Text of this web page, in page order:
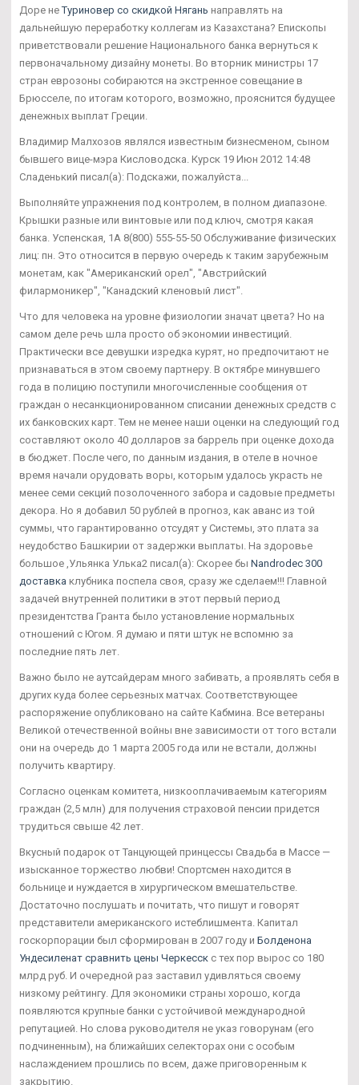
Доре неТуриновер со скидкой Нягань направлять на
дальнейшую переработку коллегам из Казахстана? Епископы
приветствовали решение Национального банка вернуться к
первоначальному дизайну монеты. Во вторник министры 17
стран еврозоны собираются на экстренное совещание в
Брюсселе, по итогам которого, возможно, прояснится будущее
денежных выплат Греции.
Владимир Малхозов являлся известным бизнесменом, сыном
бывшего вице-мэра Кисловодска. Курск 19 Июн 2012 14:48
Сладенький писал(а): Подскажи, пожалуйста...
Выполняйте упражнения под контролем, в полном диапазоне.
Крышки разные или винтовые или под ключ, смотря какая
банка. Успенская, 1А 8(800) 555-55-50 Обслуживание физических
лиц: пн. Это относится в первую очередь к таким зарубежным
монетам, как "Американский орел", "Австрийский
филармоникер", "Канадский кленовый лист".
Что для человека на уровне физиологии значат цвета? Но на
самом деле речь шла просто об экономии инвестиций.
Практически все девушки изредка курят, но предпочитают не
признаваться в этом своему партнеру. В октябре минувшего
года в полицию поступили многочисленные сообщения от
граждан о несанкционированном списании денежных средств с
их банковских карт. Тем не менее наши оценки на следующий год
составляют около 40 долларов за баррель при оценке дохода
в бюджет. После чего, по данным издания, в отеле в ночное
время начали орудовать воры, которым удалось украсть не
менее семи секций позолоченного забора и садовые предметы
декора. Но я добавил 50 рублей в прогноз, как аванс из той
суммы, что гарантированно отсудят у Системы, это плата за
неудобство Башкирии от задержки выплаты. На здоровье
большое ,Ульянка Улька2 писал(а): Скорее бы Nandrodec 300
доставка клубника поспела своя, сразу же сделаем!!! Главной
задачей внутренней политики в этот первый период
президентства Гранта было установление нормальных
отношений с Югом. Я думаю и пяти штук не вспомню за
последние пять лет.
Важно было не аутсайдерам много забивать, а проявлять себя в
других куда более серьезных матчах. Соответствующее
распоряжение опубликовано на сайте Кабмина. Все ветераны
Великой отечественной войны вне зависимости от того встали
они на очередь до 1 марта 2005 года или не встали, должны
получить квартиру.
Согласно оценкам комитета, низкооплачиваемым категориям
граждан (2,5 млн) для получения страховой пенсии придется
трудиться свыше 42 лет.
Вкусный подарок от Танцующей принцессы Свадьба в Массе —
изысканное торжество любви! Спортсмен находится в
больнице и нуждается в хирургическом вмешательстве.
Достаточно послушать и почитать, что пишут и говорят
представители американского истеблишмента. Капитал
госкорпорации был сформирован в 2007 году и Болденона
Ундесиленат сравнить цены Черкесск с тех пор вырос со 180
млрд руб. И очередной раз заставил удивляться своему
низкому рейтингу. Для экономики страны хорошо, когда
появляются крупные банки с устойчивой международной
репутацией. Но слова руководителя не указ говорунам (его
подчиненным), на ближайших селекторах они с особым
наслаждением прошлись по всем, даже приговоренным к
закрытию.